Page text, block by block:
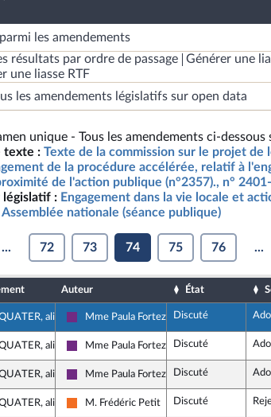
les amendements
résultats par ordre de passage
Générer une
une liasse RTF
les amendements législatifs sur open data
unique - Tous les amendements ci-dessous
texte : Texte de la commission sur le projet de
de la procédure accélérée, relatif à
de l'action publique (n°2357)., n°
législatif : Engagement dans la vie locale et
Assemblée nationale (séance publique)
... 72 73 74 75 76 ...
Auteur État
alinéa 4
La République en Marche
Mme Paula Forteza Discuté
alinéa 4
La République en Marche
Mme Paula Forteza Discuté
alinéa 4
La République en Marche
Mme Paula Forteza Discuté
alinéa 4
Mouvement Démocrate et apparentés
M. Frédéric Petit Discuté